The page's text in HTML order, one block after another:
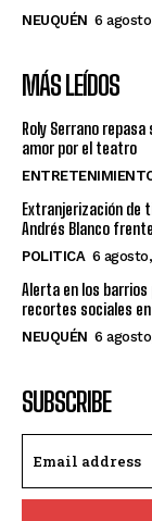
NEUQUÉN 6
MÁS LEÍDOS
Roly Serrano
amor por el teatro
Extranjerización de
Andrés Blanco
POLITICA 6
Alerta en los
recortes sociales
NEUQUÉN 6
SUBSCRIBE